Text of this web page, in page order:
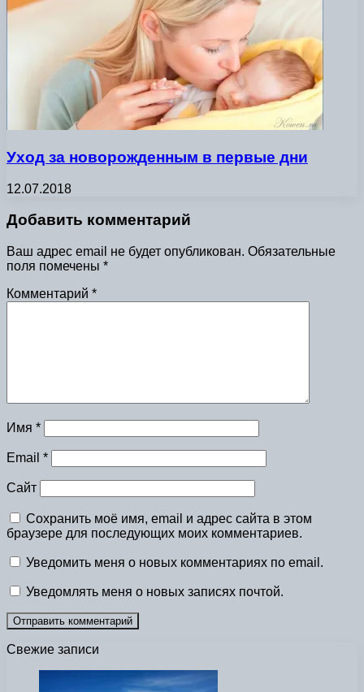
Уход за новорожденным в первые дни
12.07.2018
Добавить комментарий
Ваш адрес email не будет опубликован. Обязательные
поля помечены *
Комментарий *
Имя *
Email *
Сайт
Сохранить моё имя, email и адрес сайта в этом
браузере для последующих моих комментариев.
Уведомить меня о новых комментариях по email.
Уведомлять меня о новых записях почтой.
Свежие записи